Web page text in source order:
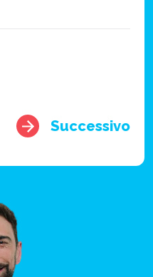
Successivo